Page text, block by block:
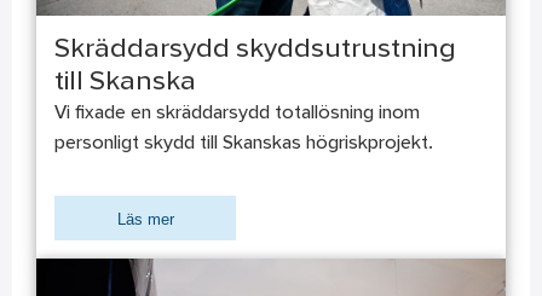
Skräddarsydd skyddsutrustning
till Skanska
Vi fixade en skräddarsydd totallösning inom
personligt skydd till Skanskas högriskprojekt.
Läs mer